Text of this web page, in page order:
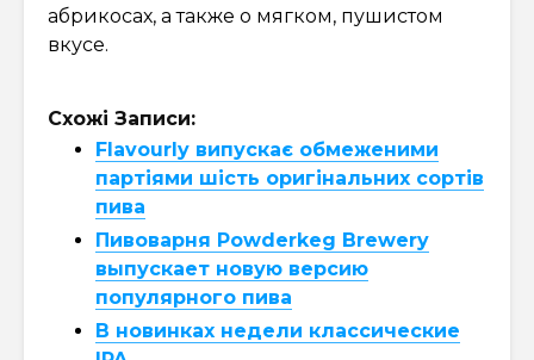
абрикосах, а также о мягком, пушистом
вкусе.
Схожі Записи:
Flavourly випускає обмеженими
партіями шість оригінальних сортів
пива
Пивоварня Powderkeg Brewery
выпускает новую версию
популярного пива
В новинках недели классические